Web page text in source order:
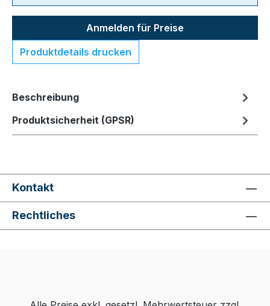
Anmelden für Preise
Produktdetails drucken
Beschreibung
Produktsicherheit (GPSR)
Kontakt
Rechtliches